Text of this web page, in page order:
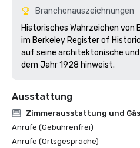
Branchenauszeichnungen
Historisches Wahrzeichen von
im Berkeley Register of
auf seine architektonische
dem Jahr 1928 hinweist.
Ausstattung
Zimmerausstattung und
Anrufe (Gebührenfrei)
Anrufe (Ortsgespräche)